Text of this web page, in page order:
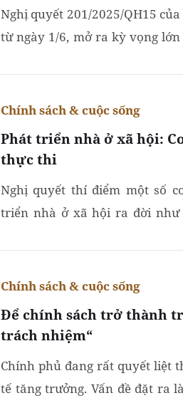
Nghị quyết 201/2025/QH15
từ ngày 1/6, mở ra kỳ vọng
Phát triển nhà ở xã hội:
thực thi
Chính sách & cuộc sống
Nghị quyết thí điểm một số
triển nhà ở xã hội ra đời
Để chính sách trở thành
trách nhiệm“
Chính sách & cuộc sống
Chính phủ đang rất quyết liệt
tế tăng trưởng. Vấn đề đặt ra